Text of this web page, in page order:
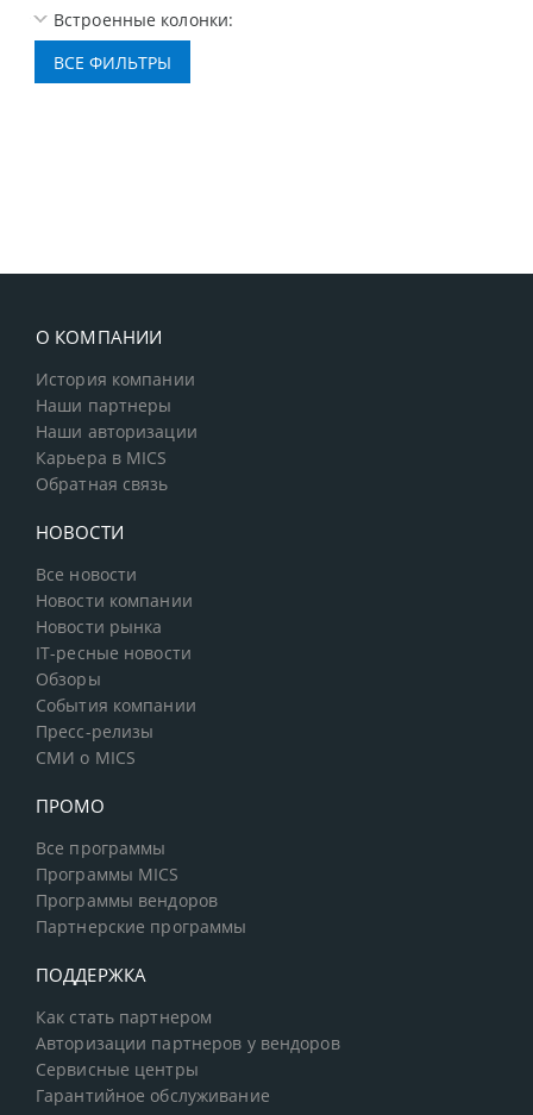
Встроенные колонки:
О КОМПАНИИ
История компании
Наши партнеры
Наши авторизации
Карьера в MICS
Обратная связь
НОВОСТИ
Все новости
Новости компании
Новости рынка
IT-ресные новости
Обзоры
События компании
Пресс-релизы
СМИ о MICS
ПРОМО
Все программы
Программы MICS
Программы вендоров
Партнерские программы
ПОДДЕРЖКА
Как стать партнером
Авторизации партнеров у вендоров
Сервисные центры
Гарантийное обслуживание